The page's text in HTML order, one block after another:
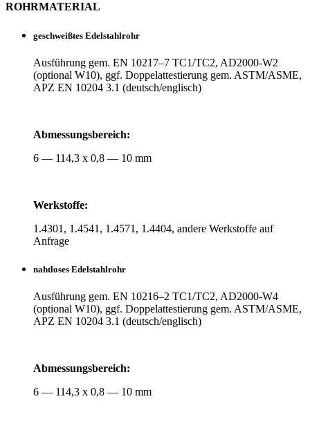
ROHR­MA­TE­RIAL
geschweißtes Edel­stahl­rohr
Aus­füh­rung gem. EN 10217–7 TC1/TC2, AD2000-W2
(optional W10), ggf. Dop­pel­at­tes­tie­rung gem. ASTM/ASME,
APZ EN 10204 3.1 (deutsch/englisch)
Abmes­sungs­be­reich:
6 — 114,3 x 0,8 — 10 mm
Werk­stoffe:
1.4301, 1.4541, 1.4571, 1.4404, andere Werk­stoffe auf
Anfrage
naht­loses Edelstahlrohr
Aus­füh­rung gem. EN 10216–2 TC1/TC2, AD2000-W4
(optional W10), ggf. Dop­pel­at­tes­tie­rung gem. ASTM/ASME,
APZ EN 10204 3.1 (deutsch/englisch)
Abmes­sungs­be­reich:
6 — 114,3 x 0,8 — 10 mm